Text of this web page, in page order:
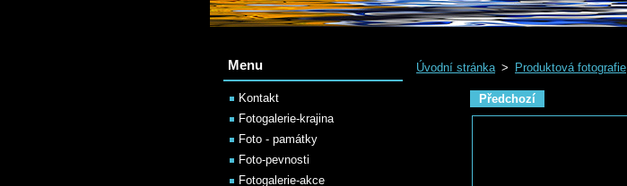
Úvodní stránka > Produktová fotografie
Předchozí
Menu
Kontakt
Fotogalerie-krajina
Foto - památky
Foto-pevnosti
Fotogalerie-akce